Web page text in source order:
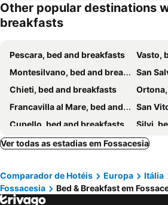
Other popular destinations
breakfasts
Pescara, bed and breakfasts
Vasto,
Montesilvano, bed and breakfasts
San
Chieti, bed and breakfasts
Francavilla al Mare, bed and breakfasts
San Vito
Cupello, bed and breakfasts
Silvi,
Lanciano, bed and breakfasts
San
Agnone, bed and breakfasts
Tollo,
Orsogna, bed and breakfasts
Ver todas as estadias em Fossacesia
Comparador de Hotéis Europa Itália
Fossacesia
Bed & Breakfast em